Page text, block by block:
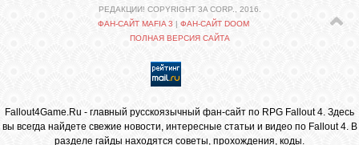
РЕДАКЦИИ! COPYRIGHT 3A CORP., 2016.
ФАН-САЙТ MAFIA 3 | ФАН-САЙТ DOOM
ПОЛНАЯ ВЕРСИЯ САЙТА
Fallout4Game.Ru - главный русскоязычный фан-сайт по RPG Fallout 4. Здесь
вы всегда найдете свежие новости, интересные статьи и видео по Fallout 4. В
разделе гайды находятся советы, прохождения, коды.